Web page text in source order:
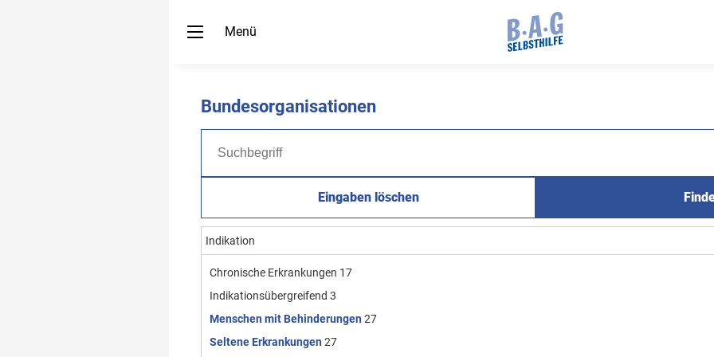
Menü
Bundesorganisationen
Eingaben löschen
Indikation
Chronische Erkrankungen 17
Indikationsübergreifend 3
Menschen mit Behinderungen 27
Seltene Erkrankungen 27